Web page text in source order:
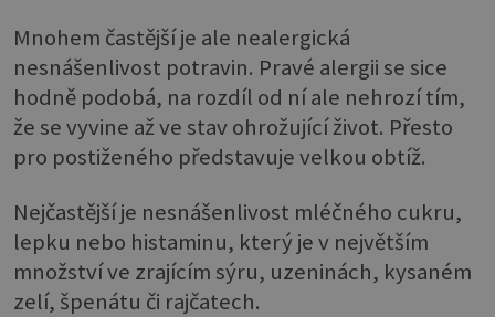
Mnohem častější je ale nealergická
nesnášenlivost potravin. Pravé alergii se sice
hodně podobá, na rozdíl od ní ale nehrozí tím,
že se vyvine až ve stav ohrožující život. Přesto
pro postiženého představuje velkou obtíž.
Nejčastější je nesnášenlivost mléčného cukru,
lepku nebo histaminu, který je v největším
množství ve zrajícím sýru, uzeninách, kysaném
zelí, špenátu či rajčatech.